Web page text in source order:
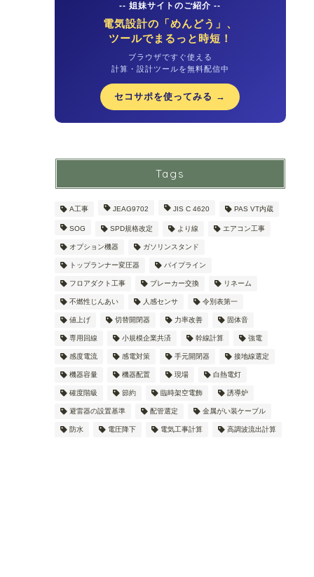
-- 姐妹サイトのご紹介 --
電気設計の「めんどう」、
ツールでまるっと時短！
ブラウザですぐ使える
計算・設計ツールを無料配信中
セコサポを使ってみる →
Tags
A工事 JEAG9702 JIS C 4620 PAS VT内蔵
SOG SPD規格改定 より線 エアコン工事
オプション機器 ガソリンスタンド
トップランナー変圧器 パイプライン
フロアダクト工事 ブレーカー交換 リネーム
不燃性じんあい 人感センサ 令別表第一
値上げ 切替開閉器 力率改善 固体音
専用回線 小規模企業共済 幹線計算 強電
感度電流 感電対策 手元開閉器 接地線選定
機器容量 機器配置 現場 白熱電灯
確度階級 節約 臨時架空電飾 誘導炉
避雷器の設置基準 配管選定 金属がい装ケーブル
防水 電圧降下 電気工事計算 高調波流出計算